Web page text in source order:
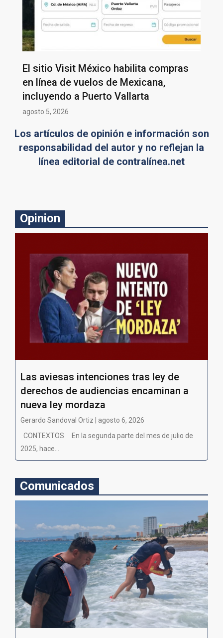
El sitio Visit México habilita compras
en línea de vuelos de Mexicana,
incluyendo a Puerto Vallarta
agosto 5, 2026
Los artículos de opinión e información son
responsabilidad del autor y no reflejan la
línea editorial de contralínea.net
Opinion
Las aviesas intenciones tras ley de
derechos de audiencias encaminan a
nueva ley mordaza
Gerardo Sandoval Ortiz | agosto 6, 2026
CONTEXTOS En la segunda parte del mes de julio de
2025, hace...
Comunicados